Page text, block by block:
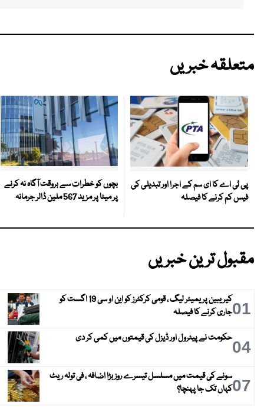
متعلقہ خبریں
پی ٹی اے کا ای سم کے اجرا اور تبدیلی کی
فیس کم کرنے کا فیصلہ
بچوں کو خطرات سے بروقت آگاہ نہ کرنے
پر میٹا پر مزید 567 ملین ڈالر جرمانہ
مقبول ترین خبریں
01
کیریبین پریمیئر لیگ ، قومی کرکٹرز کو این او سی 19 اگست کو
جاری کرنے کا فیصلہ
04حکومت نے پیٹرول اور ڈیزل کی قیمتوں میں کمی کر دی
07سونے کی قیمت میں مسلسل تیسرے روز بڑا اضافہ ، فی تولہ ریٹ
کہاں تک جا پہنچا؟